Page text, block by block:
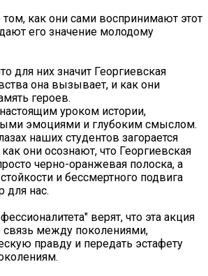
как они сами воспринимают этот
его значение молодому
для них значит Георгиевская
она вызывает, и как они
героев.
уроком истории,
эмоциями и глубоким смыслом.
наших студентов загорается
они осознают, что Георгиевская
черно-оранжевая полоска, а
и бессмертного подвига
для нас.
верят, что эта акция
связь между поколениями,
правду и передать эстафету